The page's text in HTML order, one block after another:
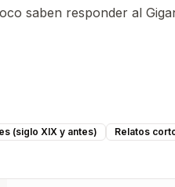
saben responder al
(siglo XIX y antes) Relatos